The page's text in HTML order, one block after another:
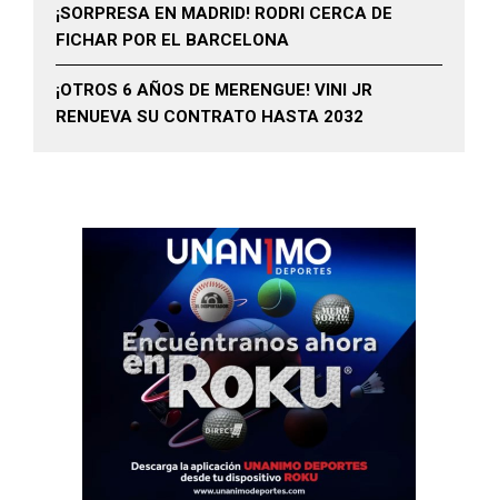
¡SORPRESA EN MADRID! RODRI CERCA DE
FICHAR POR EL BARCELONA
¡OTROS 6 AÑOS DE MERENGUE! VINI JR
RENUEVA SU CONTRATO HASTA 2032